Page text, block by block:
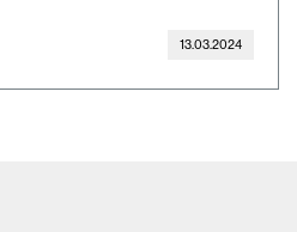
13.03.2024